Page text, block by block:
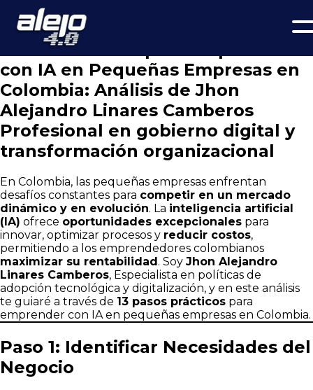
13 Claves para Emprender con IA en Pequeñas Empresas en
Colombia.
Pasos Prácticos para Emprender
con IA en Pequeñas Empresas en
Colombia: Análisis de Jhon
Alejandro Linares Camberos
Profesional en gobierno digital y
transformación organizacional
En Colombia, las pequeñas empresas enfrentan
desafíos constantes para competir en un mercado
dinámico y en evolución. La inteligencia artificial
(IA) ofrece oportunidades excepcionales para
innovar, optimizar procesos y reducir costos,
permitiendo a los emprendedores colombianos
maximizar su rentabilidad. Soy Jhon Alejandro
Linares Camberos, Especialista en políticas de
adopción tecnológica y digitalización, y en este análisis
te guiaré a través de 13 pasos prácticos para
emprender con IA en pequeñas empresas en Colombia.
Paso 1: Identificar Necesidades del
Negocio